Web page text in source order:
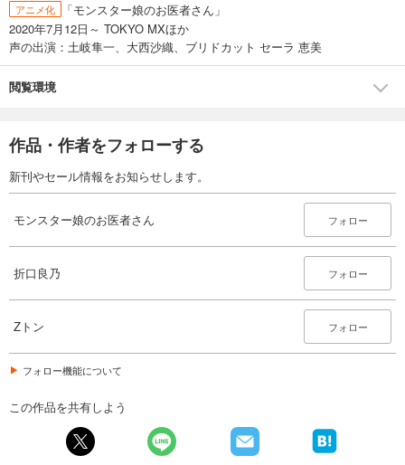
アニメ化
「モンスター娘のお医者さん」
2020年7月12日～ TOKYO MXほか
声の出演：土岐隼一、大西沙織、ブリドカット セーラ 恵美
閲覧環境
作品・作者をフォローする
新刊やセール情報をお知らせします。
モンスター娘のお医者さん フォロー
折口良乃 フォロー
Zトン フォロー
フォロー機能について
この作品を共有しよう